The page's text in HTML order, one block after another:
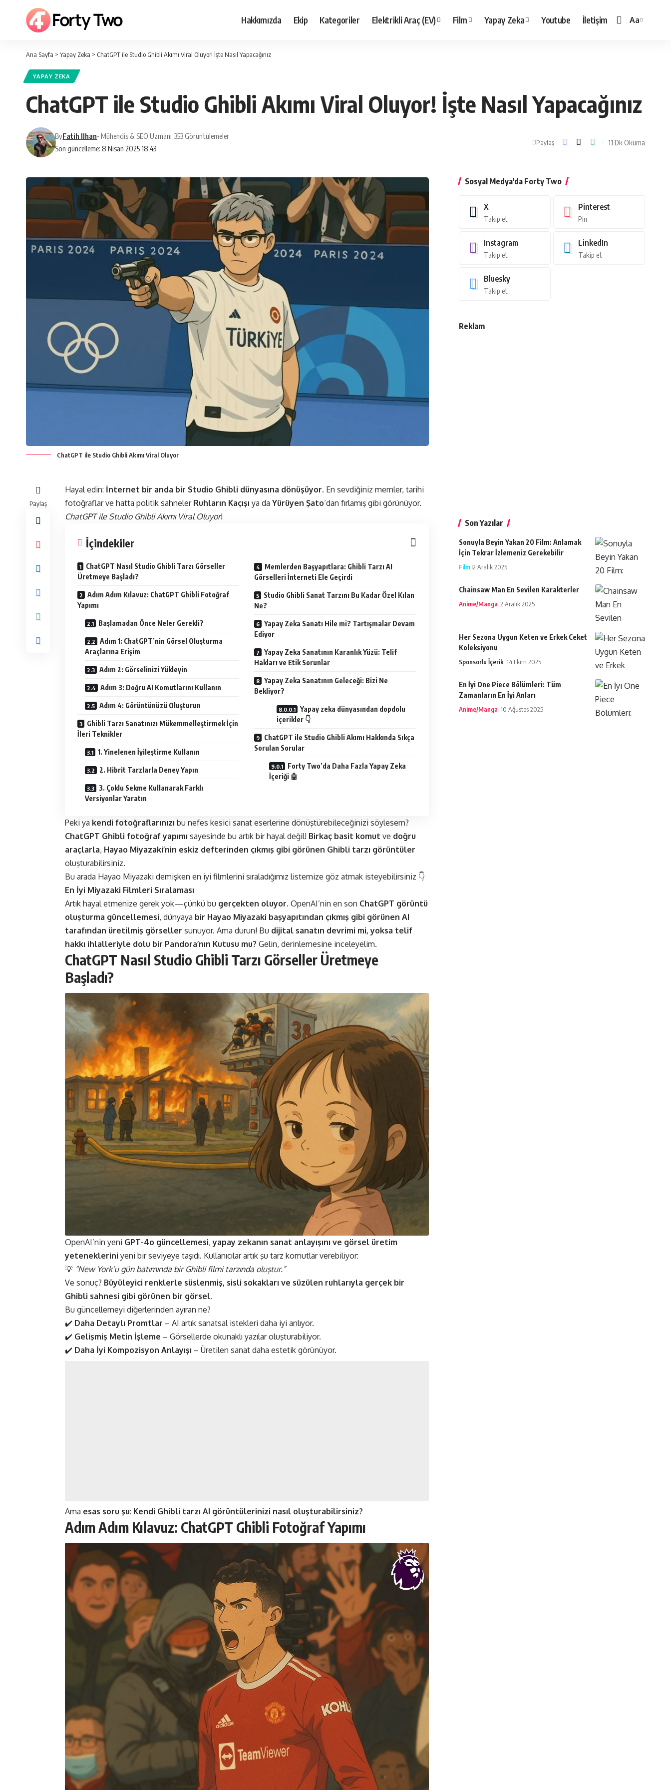
Hakkımızda Ekip Kategoriler Elektrikli Araç (EV) Film Yapay Zeka Youtube İletişim
Yazı
Aa
Ana Sayfa > Yapay Zeka > ChatGPT ile Studio Ghibli Akımı Viral Oluyor! İşte Nasıl Yapacağınız
YAPAY ZEKA
ChatGPT ile Studio Ghibli Akımı Viral Oluyor! İşte Nasıl Yapacağınız
Son güncelleme: 8 Nisan 2025 18:43
ByFatih Ilhan- Mühendis & SEO Uzmanı 353 Görüntülemeler
Paylaş 11 Dk Okuma
ChatGPT ile Studio Ghibli Akımı Viral Oluyor
Paylaş
Hayal edin: İnternet bir anda bir Studio Ghibli dünyasına dönüşüyor. En sevdiğiniz memler, tarihi
fotoğraflar ve hatta politik sahneler Ruhların Kaçışı ya da Yürüyen Şato‘dan fırlamış gibi görünüyor.
ChatGPT ile Studio Ghibli Akımı Viral Oluyor!
İçindekiler
ChatGPT Nasıl Studio Ghibli Tarzı Görseller
Üretmeye Başladı?
Adım Adım Kılavuz: ChatGPT Ghibli Fotoğraf
Yapımı
Başlamadan Önce Neler Gerekli?
Adım 1: ChatGPT’nin Görsel Oluşturma
Araçlarına Erişim
Adım 2: Görselinizi Yükleyin
Adım 3: Doğru AI Komutlarını Kullanın
Adım 4: Görüntünüzü Oluşturun
Ghibli Tarzı Sanatınızı Mükemmelleştirmek İçin
İleri Teknikler
1. Yinelenen İyileştirme Kullanın
2. Hibrit Tarzlarla Deney Yapın
3. Çoklu Sekme Kullanarak Farklı
Versiyonlar Yaratın
Memlerden Başyapıtlara: Ghibli Tarzı AI
Görselleri İnterneti Ele Geçirdi
Studio Ghibli Sanat Tarzını Bu Kadar Özel Kılan
Ne?
Yapay Zeka Sanatı Hile mi? Tartışmalar Devam
Ediyor
Yapay Zeka Sanatının Karanlık Yüzü: Telif
Hakları ve Etik Sorunlar
Yapay Zeka Sanatının Geleceği: Bizi Ne
Bekliyor?
Yapay zeka dünyasından dopdolu
içerikler 👇
ChatGPT ile Studio Ghibli Akımı Hakkında Sıkça
Sorulan Sorular
Forty Two’da Daha Fazla Yapay Zeka
İçeriği 🤖
Peki ya kendi fotoğraflarınızı bu nefes kesici sanat eserlerine dönüştürebileceğinizi söylesem?
ChatGPT Ghibli fotoğraf yapımı sayesinde bu artık bir hayal değil! Birkaç basit komut ve doğru
araçlarla, Hayao Miyazaki’nin eskiz defterinden çıkmış gibi görünen Ghibli tarzı görüntüler
oluşturabilirsiniz.
Bu arada Hayao Miyazaki demişken en iyi filmlerini sıraladığımız listemize göz atmak isteyebilirsiniz 👇
En İyi Miyazaki Filmleri Sıralaması
Artık hayal etmenize gerek yok—çünkü bu gerçekten oluyor. OpenAI’nin en son ChatGPT görüntü
oluşturma güncellemesi, dünyaya bir Hayao Miyazaki başyapıtından çıkmış gibi görünen AI
tarafından üretilmiş görseller sunuyor. Ama durun! Bu dijital sanatın devrimi mi, yoksa telif
hakkı ihlalleriyle dolu bir Pandora’nın Kutusu mu? Gelin, derinlemesine inceleyelim.
ChatGPT Nasıl Studio Ghibli Tarzı Görseller Üretmeye
Başladı?
OpenAI’nin yeni GPT-4o güncellemesi,yapay zekanın sanat anlayışını ve görsel üretim
yeteneklerini yeni bir seviyeye taşıdı​. Kullanıcılar artık şu tarz komutlar verebiliyor:
💡 “New York’u gün batımında bir Ghibli filmi tarzında oluştur.”
Ve sonuç? Büyüleyici renklerle süslenmiş, sisli sokakları ve süzülen ruhlarıyla gerçek bir
Ghibli sahnesi gibi görünen bir görsel.
Bu güncellemeyi diğerlerinden ayıran ne?
✔️ Daha Detaylı Promtlar – AI artık sanatsal istekleri daha iyi anlıyor.
✔️ Gelişmiş Metin İşleme – Görsellerde okunaklı yazılar oluşturabiliyor.
✔️ Daha İyi Kompozisyon Anlayışı – Üretilen sanat daha estetik görünüyor.
Ama esas soru şu: Kendi Ghibli tarzı AI görüntülerinizi nasıl oluşturabilirsiniz?
Adım Adım Kılavuz: ChatGPT Ghibli Fotoğraf Yapımı
Sosyal Medya'da Forty Two
X
Takip et
Pinterest
Pin
Instagram
Takip et
LinkedIn
Takip et
Bluesky
Takip et
Reklam
Son Yazılar
Sonuyla Beyin Yakan 20 Film: Anlamak
İçin Tekrar İzlemeniz Gerekebilir
Film 2 Aralık 2025
Chainsaw Man En Sevilen Karakterler
Anime/Manga 2 Aralık 2025
Her Sezona Uygun Keten ve Erkek Ceket
Koleksiyonu
Sponsorlu İçerik 14 Ekim 2025
En İyi One Piece Bölümleri: Tüm
Zamanların En İyi Anları
Anime/Manga 10 Ağustos 2025